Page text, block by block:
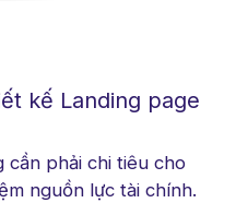
kế Landing page
cần phải chi tiêu cho
nguồn lực tài chính.